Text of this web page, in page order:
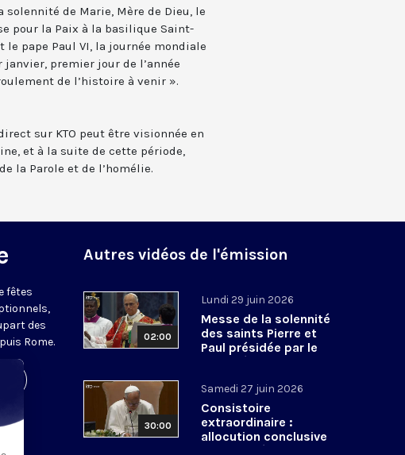
solennité de Marie, Mère de Dieu, le
pour la Paix à la basilique Saint-
le pape Paul VI, la journée mondiale
janvier, premier jour de l’année
de l’histoire à venir ».
sur KTO peut être visionnée en
et à la suite de cette période,
la Parole et de l’homélie.
fêtes
des
Rome.
Autres vidéos de l'émission
02:00
Lundi 29 juin 2026
Messe de la solennité
des saints Pierre et
Paul présidée par le
pape Léon XIV - 29 juin
30:00
Samedi 27 juin 2026
Consistoire
extraordinaire :
allocution conclusive
du pape Léon XIV et Te